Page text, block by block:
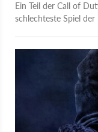
Ein Teil der Call of
schlechteste Spiel